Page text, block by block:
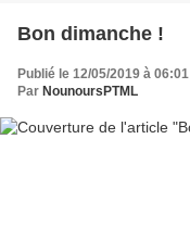
Bon dimanche !
Publié le 12/05/2019 à 06:01
Par NounoursPTML